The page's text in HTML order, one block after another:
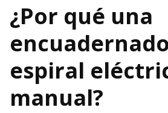
¿Por qué una
espiral
manual?